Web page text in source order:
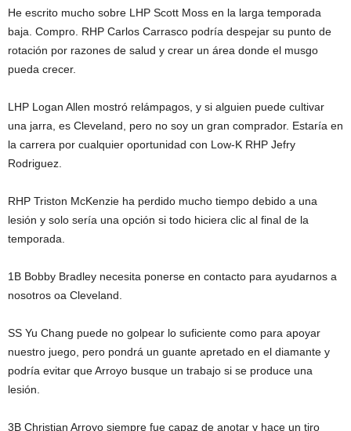
He escrito mucho sobre LHP Scott Moss en la larga temporada
baja. Compro. RHP Carlos Carrasco podría despejar su punto de
rotación por razones de salud y crear un área donde el musgo
pueda crecer.
LHP Logan Allen mostró relámpagos, y si alguien puede cultivar
una jarra, es Cleveland, pero no soy un gran comprador. Estaría en
la carrera por cualquier oportunidad con Low-K RHP Jefry
Rodriguez.
RHP Triston McKenzie ha perdido mucho tiempo debido a una
lesión y solo sería una opción si todo hiciera clic al final de la
temporada.
1B Bobby Bradley necesita ponerse en contacto para ayudarnos a
nosotros oa Cleveland.
SS Yu Chang puede no golpear lo suficiente como para apoyar
nuestro juego, pero pondrá un guante apretado en el diamante y
podría evitar que Arroyo busque un trabajo si se produce una
lesión.
3B Christian Arroyo siempre fue capaz de anotar y hace un tiro